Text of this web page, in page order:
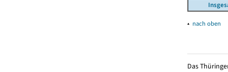
▴ nach oben
Das